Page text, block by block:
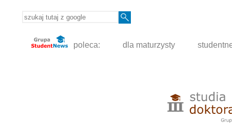
poleca: dla maturzysty